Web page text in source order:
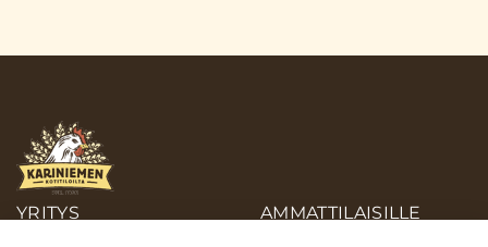
YRITYS
AMMATTILAISILLE